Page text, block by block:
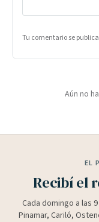
Tu comentario se
Aún no
EL
Recibí el
Cada domingo a las
Pinamar, Cariló,